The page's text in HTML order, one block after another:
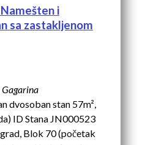
i
sa zastakljenom
dvosoban stan 57m²,
ID Stana JN000523
Blok 70 (početak